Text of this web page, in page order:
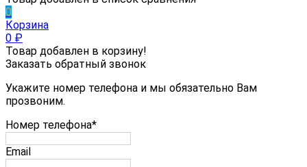
0
Корзина
0 ₽
Товар добавлен в корзину!
Заказать обратный звонок
Укажите номер телефона и мы обязательно Вам
прозвоним.
Номер телефона*
Email